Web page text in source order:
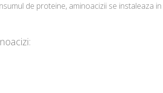
de proteine, aminoacizii se instaleaza in